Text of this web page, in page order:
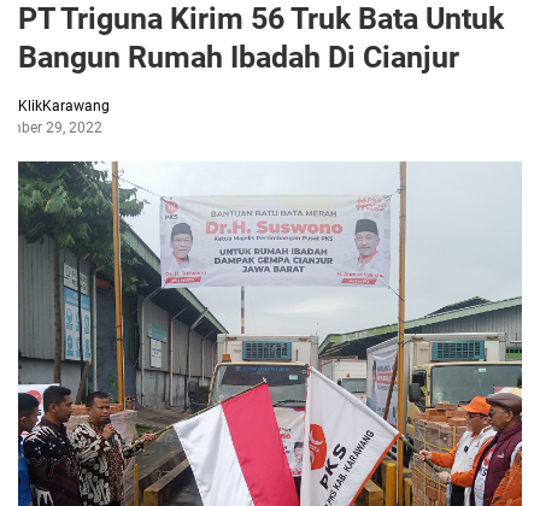
PT Triguna Kirim 56 Truk Bata Untuk
Bangun Rumah Ibadah Di Cianjur
KlikKarawang
29, 2022